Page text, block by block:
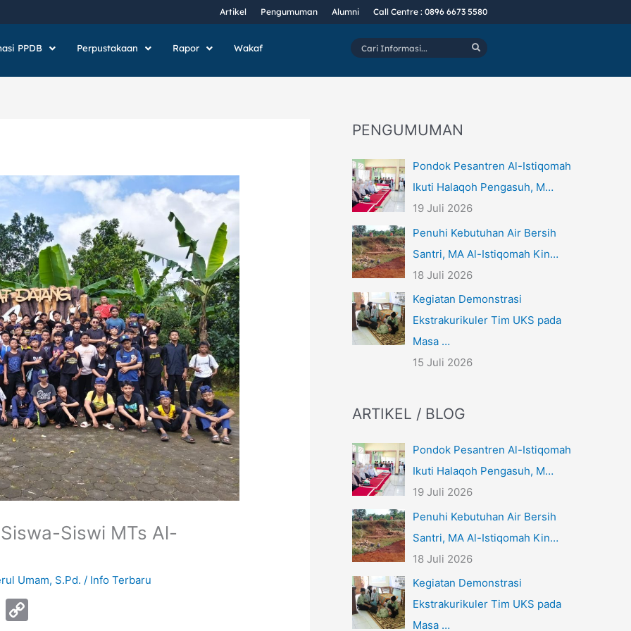
Artikel Pengumuman Alumni Call Centre : 0896 6673 5580
PPDB Perpustakaan Rapor Wakaf
Cari
Informasi...
Siswi MTs Al-
Umam, S.Pd./ Info Terbaru
Pi
PENGUMUMAN
Pondok Pesantren Al-Istiqomah
Ikuti Halaqoh Pengasuh, M…
19 Juli 2026
Penuhi Kebutuhan Air Bersih
Santri, MA Al-Istiqomah Kin…
18 Juli 2026
Kegiatan Demonstrasi
Ekstrakurikuler Tim UKS pada
Masa …
15 Juli 2026
ARTIKEL / BLOG
Pondok Pesantren Al-Istiqomah
Ikuti Halaqoh Pengasuh, M…
19 Juli 2026
Penuhi Kebutuhan Air Bersih
Santri, MA Al-Istiqomah Kin…
18 Juli 2026
Kegiatan Demonstrasi
Ekstrakurikuler Tim UKS pada
Masa …